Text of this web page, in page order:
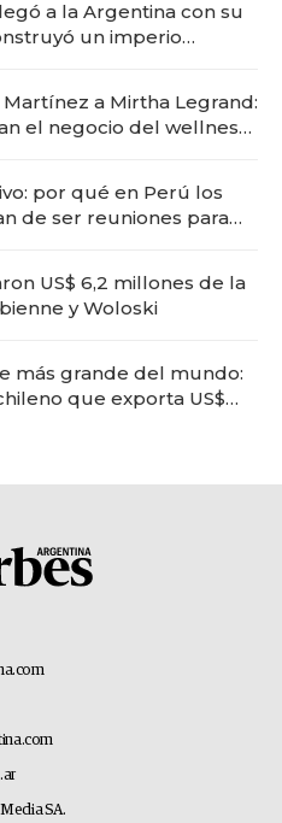
a la Argentina con su
un imperio
a Mirtha Legrand:
el negocio del wellness
por qué en Perú los
de ser reuniones para
US$ 6,2 millones de la
y Woloski
más grande del mundo:
que exporta US$
SA.